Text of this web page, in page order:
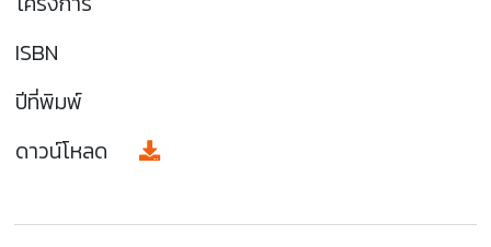
ISBN
ปีที่พิมพ์
ดาวน์โหลด